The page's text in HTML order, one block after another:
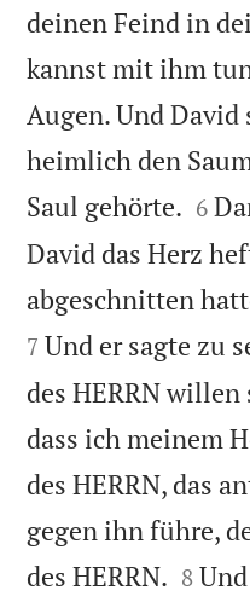
deinen Feind in
kannst mit ihm
Augen. Und
heimlich den
Saul gehörte. 

6
David das Herz
abgeschnitten
7 Und er sagte zu
des HERRN
dass ich meinem
des HERRN, das
gegen ihn führe,
des HERRN. 

8